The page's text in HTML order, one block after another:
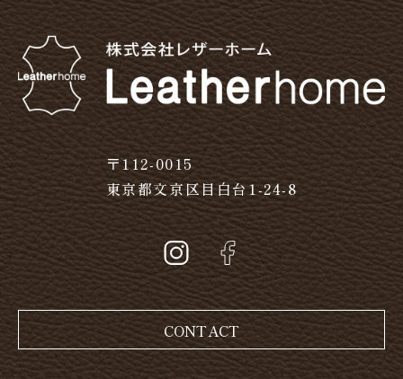
〒112-0015
東京都文京区目白台1-24-8
CONTACT